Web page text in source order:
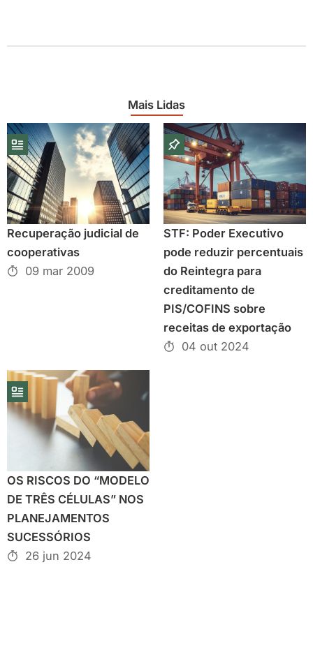
Mais Lidas
Recuperação judicial de
cooperativas
09 mar 2009
STF: Poder Executivo
pode reduzir percentuais
do Reintegra para
creditamento de
PIS/COFINS sobre
receitas de exportação
04 out 2024
OS RISCOS DO “MODELO
DE TRÊS CÉLULAS” NOS
PLANEJAMENTOS
SUCESSÓRIOS
26 jun 2024